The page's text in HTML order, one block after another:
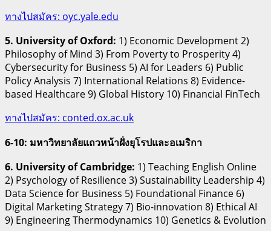
ทางไปสมัคร: oyc.yale.edu
5. University of Oxford: 1) Economic Development 2)
Philosophy of Mind 3) From Poverty to Prosperity 4)
Cybersecurity for Business 5) AI for Leaders 6) Public
Policy Analysis 7) International Relations 8) Evidence-
based Healthcare 9) Global History 10) Financial FinTech
ทางไปสมัคร: conted.ox.ac.uk
6-10: มหาวิทยาลัยแถวหน้าฝั่งยุโรปและอเมริกา
6. University of Cambridge: 1) Teaching English Online
2) Psychology of Resilience 3) Sustainability Leadership 4)
Data Science for Business 5) Foundational Finance 6)
Digital Marketing Strategy 7) Bio-innovation 8) Ethical AI
9) Engineering Thermodynamics 10) Genetics & Evolution